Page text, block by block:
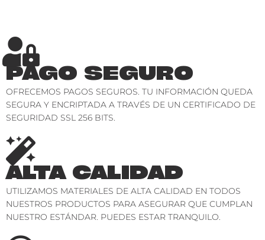
PAGO SEGURO
OFRECEMOS PAGOS SEGUROS. TU INFORMACIÓN QUEDA
SEGURA Y ENCRIPTADA A TRAVÉS DE UN CERTIFICADO DE
SEGURIDAD SSL 256 BITS.
ALTA CALIDAD
UTILIZAMOS MATERIALES DE ALTA CALIDAD EN TODOS
NUESTROS PRODUCTOS PARA ASEGURAR QUE CUMPLAN
NUESTRO ESTÁNDAR. PUEDES ESTAR TRANQUILO.